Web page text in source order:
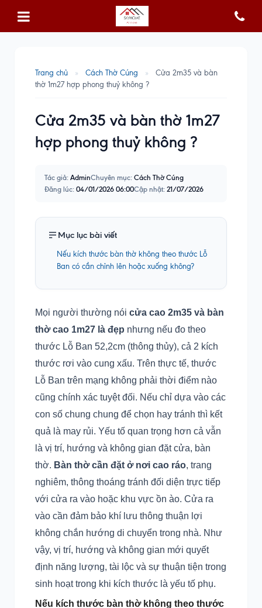
Trang chủ » Cách Thờ Cúng »
Cửa 2m35 và bàn
thờ 1m27 hợp phong thuỷ không ?
Cửa 2m35 và bàn thờ 1m27
hợp phong thuỷ không ?
Tác giả: AdminChuyên mục: Cách Thờ Cúng
Đăng lúc: 04/01/2026 06:00Cập nhật: 21/07/2026
Mục lục bài viết
Nếu kích thước bàn thờ không theo thước Lỗ
Ban có cần chỉnh lên hoặc xuống không?
Mọi người thường nói cửa cao 2m35 và bàn
thờ cao 1m27 là đẹp nhưng nếu đo theo
thước Lỗ Ban 52,2cm (thông thủy), cả 2 kích
thước rơi vào cung xấu. Trên thực tế, thước
Lỗ Ban trên mạng không phải thời điểm nào
cũng chính xác tuyệt đối. Nếu chỉ dựa vào các
con số chung chung để chọn hay tránh thì kết
quả là may rủi. Yếu tố quan trọng hơn cả vẫn
là vị trí, hướng và không gian đặt cửa, bàn
thờ. Bàn thờ cần đặt ở nơi cao ráo, trang
nghiêm, thông thoáng tránh đối diện trực tiếp
với cửa ra vào hoặc khu vực ồn ào. Cửa ra
vào cần đảm bảo khí lưu thông thuận lợi
không chắn hướng di chuyển trong nhà. Như
vậy, vị trí, hướng và không gian mới quyết
định năng lượng, tài lộc và sự thuận tiện trong
sinh hoạt trong khi kích thước là yếu tố phụ.
Nếu kích thước bàn thờ không theo thước